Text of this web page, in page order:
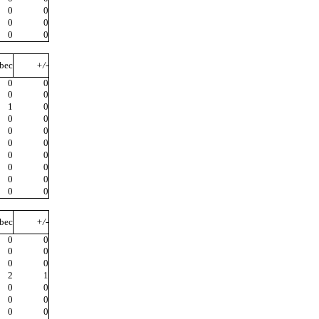
0
0
0
0
0
0
+/-
0
0
0
0
1
0
0
0
0
0
0
0
0
0
0
0
0
0
0
0
+/-
0
0
0
0
0
0
2
1
0
0
0
0
0
0